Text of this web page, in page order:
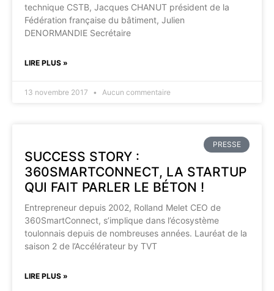
technique CSTB, Jacques CHANUT président de la
Fédération française du bâtiment, Julien
DENORMANDIE Secrétaire
LIRE PLUS »
13 novembre 2017 Aucun commentaire
PRESSE
SUCCESS STORY :
360SMARTCONNECT, LA STARTUP
QUI FAIT PARLER LE BÉTON !
Entrepreneur depuis 2002, Rolland Melet CEO de
360SmartConnect, s’implique dans l’écosystème
toulonnais depuis de nombreuses années. Lauréat de la
saison 2 de l’Accélérateur by TVT
LIRE PLUS »